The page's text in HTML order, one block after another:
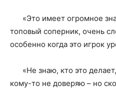
«Это имеет огромное
топовый соперник, очень
особенно когда это игрок
«Не знаю, кто это
кому-то не доверяю – но